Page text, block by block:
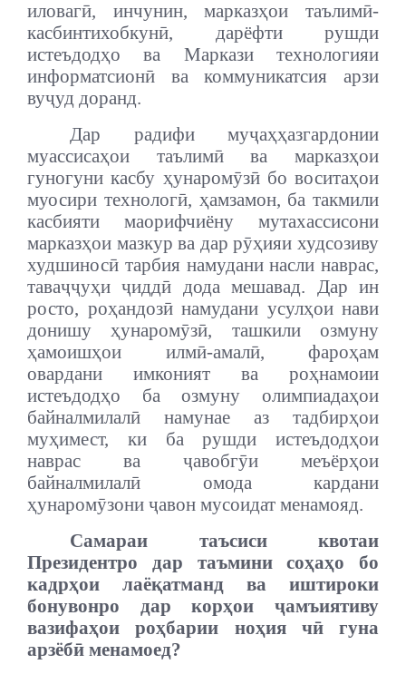
иловагӣ, инчунин, марказҳои таълимӣ-
касбинтихобкунӣ, дарёфти рушди
истеъдодҳо ва Маркази технологияи
информатсионӣ ва коммуникатсия арзи
вуҷуд доранд.
Дар радифи муҷаҳҳазгардонии
муассисаҳои таълимӣ ва марказҳои
гуногуни касбу ҳунаромӯзӣ бо воситаҳои
муосири технологӣ, ҳамзамон, ба такмили
касбияти маорифчиёну мутахассисони
марказҳои мазкур ва дар рӯҳияи худсозиву
худшиносӣ тарбия намудани насли наврас,
таваҷҷуҳи ҷиддӣ дода мешавад. Дар ин
росто, роҳандозӣ намудани усулҳои нави
донишу ҳунаромӯзӣ, ташкили озмуну
ҳамоишҳои илмӣ-амалӣ, фароҳам
овардани имконият ва роҳнамоии
истеъдодҳо ба озмуну олимпиадаҳои
байналмилалӣ намунае аз тадбирҳои
муҳимест, ки ба рушди истеъдодҳои
наврас ва ҷавобгӯи меъёрҳои
байналмилалӣ омода кардани
ҳунаромӯзони ҷавон мусоидат менамояд.
Самараи таъсиси квотаи
Президентро дар таъмини соҳаҳо бо
кадрҳои лаёқатманд ва иштироки
бонувонро дар корҳои ҷамъиятиву
вазифаҳои роҳбарии ноҳия чӣ гуна
арзёбӣ менамоед?